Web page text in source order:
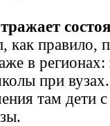
как правило,
в регионах:
при
там дети